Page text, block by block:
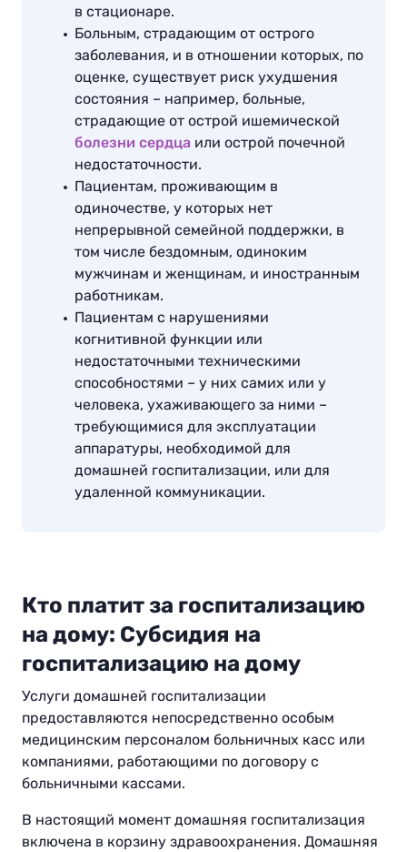
в стационаре.
Больным, страдающим от острого
заболевания, и в отношении которых, по
оценке, существует риск ухудшения
состояния – например, больные,
страдающие от острой ишемической
болезни сердца или острой почечной
недостаточности.
Пациентам, проживающим в
одиночестве, у которых нет
непрерывной семейной поддержки, в
том числе бездомным, одиноким
мужчинам и женщинам, и иностранным
работникам.
Пациентам с нарушениями
когнитивной функции или
недостаточными техническими
способностями – у них самих или у
человека, ухаживающего за ними –
требующимися для эксплуатации
аппаратуры, необходимой для
домашней госпитализации, или для
удаленной коммуникации.
Кто платит за госпитализацию
на дому: Субсидия на
госпитализацию на дому
Услуги домашней госпитализации
предоставляются непосредственно особым
медицинским персоналом больничных касс или
компаниями, работающими по договору с
больничными кассами.
В настоящий момент домашняя госпитализация
включена в корзину здравоохранения. Домашняя